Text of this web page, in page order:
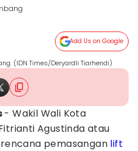
Add Us on Google
(IDN Times/Deryardli Tiarhendi)
- Wakil Wali Kota
Agustinda atau
pemasangan lift